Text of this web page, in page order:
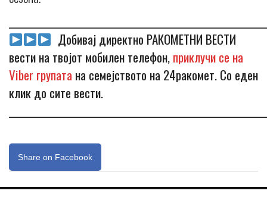
Добивај директно РАКОМЕТНИ ВЕСТИ
вести на твојот мобилен телефон,приклучи се на
Viber групата на семејството на 24ракомет. Со еден
клик до сите вести.
Share on Facebook